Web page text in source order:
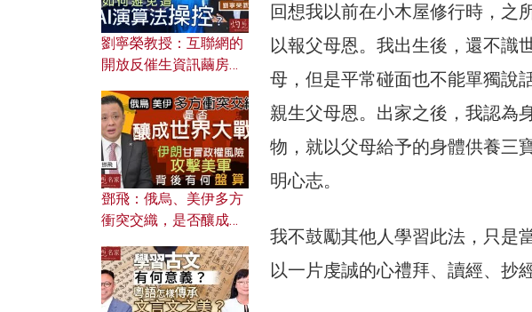
回想我以前在小木屋修行時，之
以報父母恩。我出生後，還不識
母，但是平常碰面也不能單獨說
親生父母恩。出家之後，我認為
物，就以父母給予的身體供養三
明心志。
我不鼓勵其他人學習此法，只是
以一片虔誠的心禮拜、讀經、抄
劉寧榮教授：互聯網的
開放反催生資訊繭房，
何避免遭AI演算法操
控？
鄧飛：俄烏、美伊多方
衝突交織，是否釀成世
風險攻擊美軍，背後有
何盤算？